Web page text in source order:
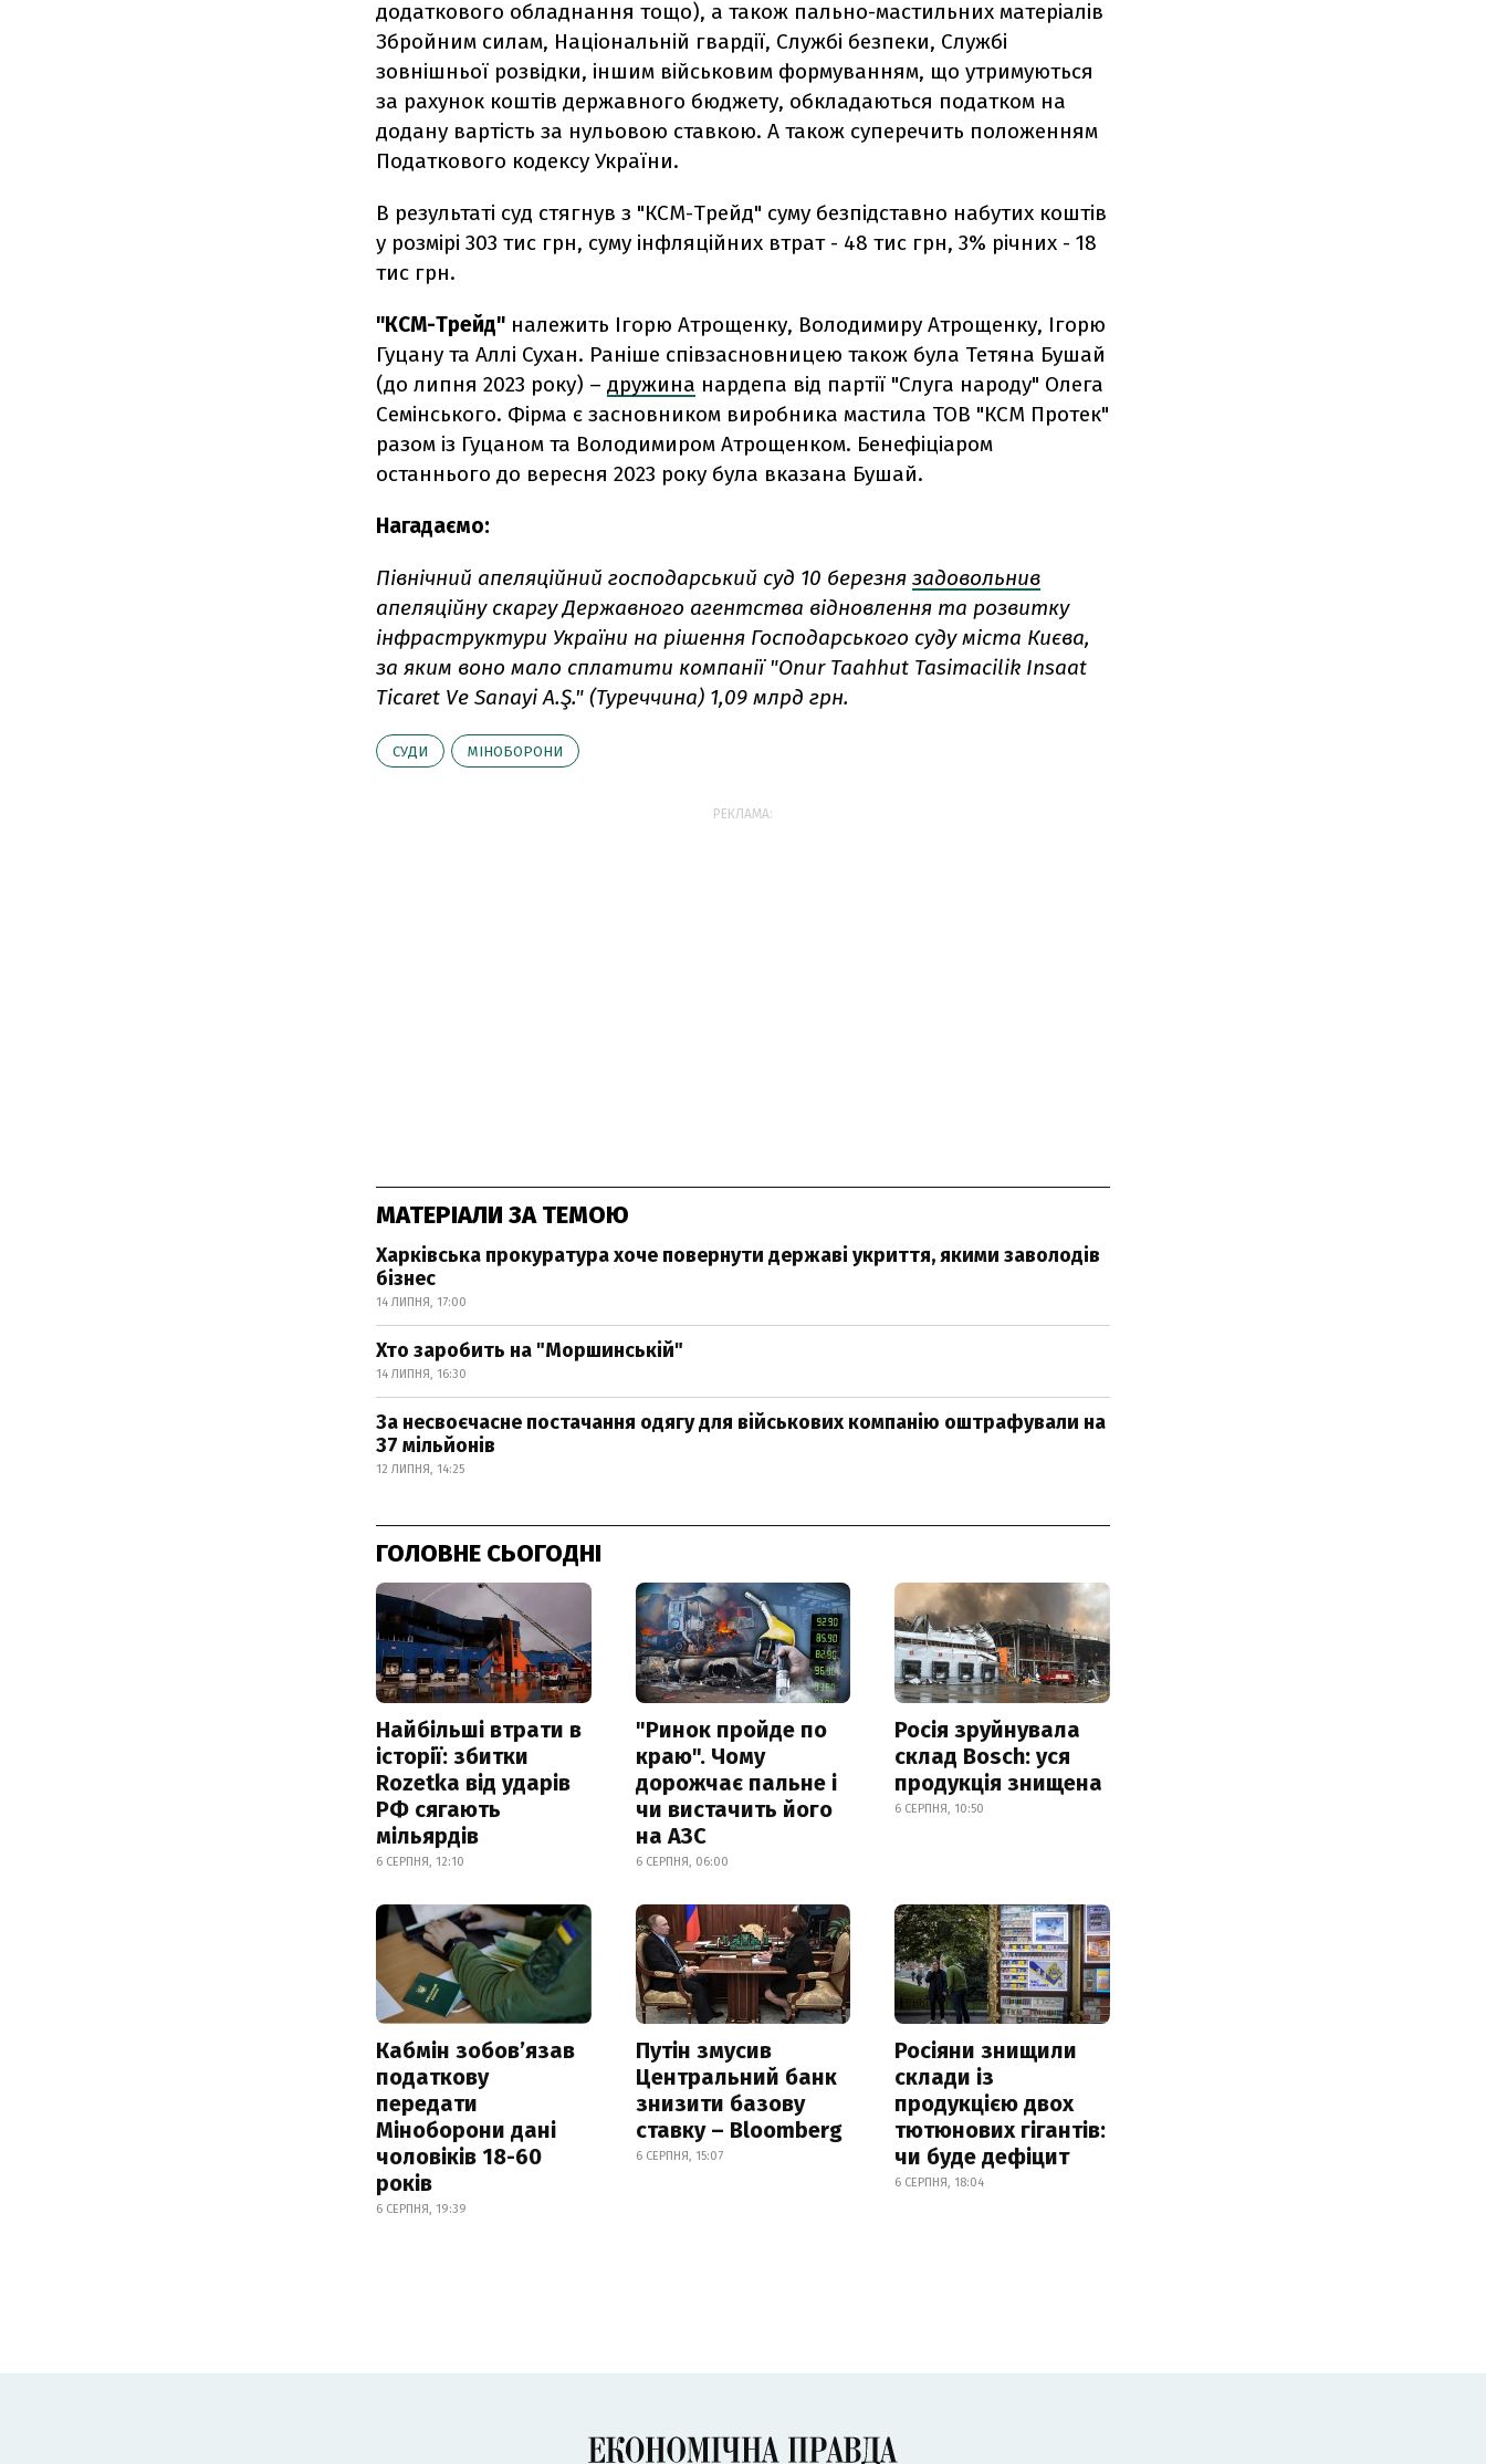
додаткового обладнання тощо), а також пально-мастильних матеріалів
Збройним силам, Національній гвардії, Службі безпеки, Службі
зовнішньої розвідки, іншим військовим формуванням, що утримуються
за рахунок коштів державного бюджету, обкладаються податком на
додану вартість за нульовою ставкою. А також суперечить положенням
Податкового кодексу України.
В результаті суд стягнув з "КСМ-Трейд" суму безпідставно набутих коштів
у розмірі 303 тис грн, суму інфляційних втрат - 48 тис грн, 3% річних - 18
тис грн.
"КСМ-Трейд" належить Ігорю Атрощенку, Володимиру Атрощенку, Ігорю
Гуцану та Аллі Сухан. Раніше співзасновницею також була Тетяна Бушай
(до липня 2023 року) – дружина нардепа від партії "Слуга народу" Олега
Семінського. Фірма є засновником виробника мастила ТОВ "КСМ Протек"
разом із Гуцаном та Володимиром Атрощенком. Бенефіціаром
останнього до вересня 2023 року була вказана Бушай.
Нагадаємо:
Північний апеляційний господарський суд 10 березня задовольнив
апеляційну скаргу Державного агентства відновлення та розвитку
інфраструктури України на рішення Господарського суду міста Києва,
за яким воно мало сплатити компанії "Onur Taahhut Tasimacilik Insaat
Ticaret Ve Sanayi A.Ş." (Туреччина) 1,09 млрд грн.
СУДИ МІНОБОРОНИ
РЕКЛАМА:
МАТЕРІАЛИ ЗА ТЕМОЮ
Харківська прокуратура хоче повернути державі укриття, якими заволодів
бізнес
14 ЛИПНЯ, 17:00
Хто заробить на "Моршинській"
14 ЛИПНЯ, 16:30
За несвоєчасне постачання одягу для військових компанію оштрафували на
37 мільйонів
12 ЛИПНЯ, 14:25
ГОЛОВНЕ СЬОГОДНІ
Найбільші втрати в
історії: збитки
Rozetka від ударів
РФ сягають
мільярдів
6 СЕРПНЯ, 12:10
"Ринок пройде по
краю". Чому
дорожчає пальне і
чи вистачить його
на АЗС
6 СЕРПНЯ, 06:00
Росія зруйнувала
склад Bosch: уся
продукція знищена
6 СЕРПНЯ, 10:50
Кабмін зобовʼязав
податкову
передати
Міноборони дані
чоловіків 18-60
років
6 СЕРПНЯ, 19:39
Путін змусив
Центральний банк
знизити базову
ставку – Bloomberg
6 СЕРПНЯ, 15:07
Росіяни знищили
склади із
продукцією двох
тютюнових гігантів:
чи буде дефіцит
6 СЕРПНЯ, 18:04